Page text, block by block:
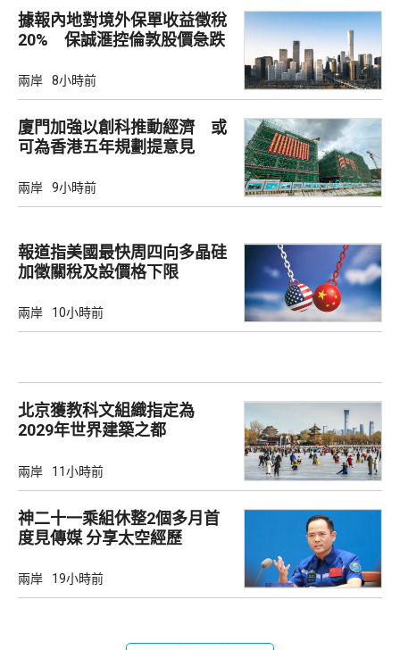
據報內地對境外保單收益徵稅
20% 保誠滙控倫敦股價急跌
兩岸 8小時前
廈門加強以創科推動經濟 或
可為香港五年規劃提意見
兩岸 9小時前
報道指美國最快周四向多晶硅
加徵關稅及設價格下限
兩岸 10小時前
北京獲教科文組織指定為
2029年世界建築之都
兩岸 11小時前
神二十一乘組休整2個多月首
度見傳媒 分享太空經歷
兩岸 19小時前